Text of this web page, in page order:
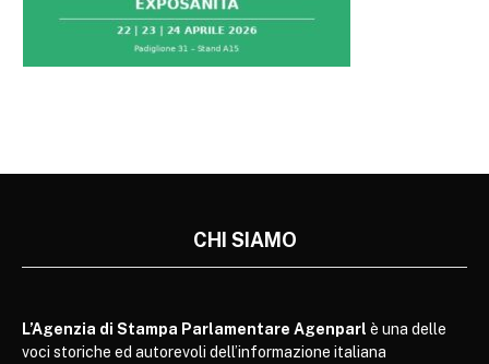
CHI SIAMO
L’Agenzia di Stampa Parlamentare Agenparl è una delle
voci storiche ed autorevoli dell’informazione italiana